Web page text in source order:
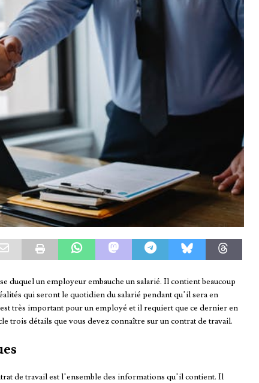
duquel un employeur embauche un salarié. Il contient beaucoup
qui seront le quotidien du salarié pendant qu’il sera en
très important pour un employé et il requiert que ce dernier en
trois détails que vous devez connaître sur un contrat de travail.
de travail est l’ensemble des informations qu’il contient. Il